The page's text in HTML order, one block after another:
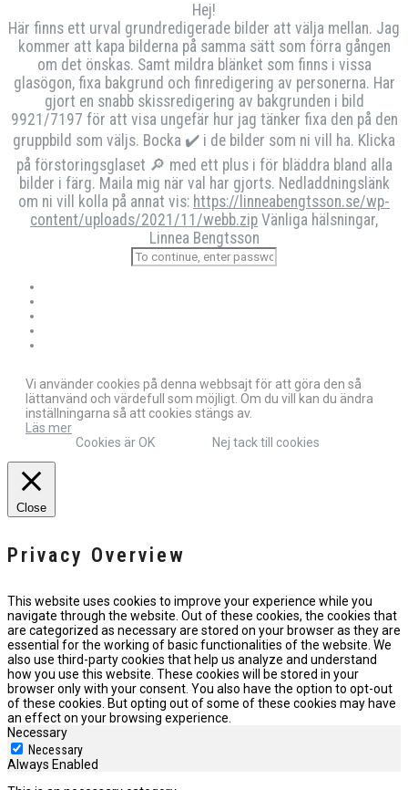
Hej!
Här finns ett urval grundredigerade bilder att välja mellan. Jag
kommer att kapa bilderna på samma sätt som förra gången
om det önskas. Samt mildra blänket som finns i vissa
glasögon, fixa bakgrund och finredigering av personerna. Har
gjort en snabb skissredigering av bakgrunden i bild
9921/7197 för att visa ungefär hur jag tänker fixa den på den
gruppbild som väljs. Bocka ✔️ i de bilder som ni vill ha. Klicka
på förstoringsglaset 🔎 med ett plus i för bläddra bland alla
bilder i färg. Maila mig när val har gjorts. Nedladdningslänk
om ni vill kolla på annat vis: https://linneabengtsson.se/wp-
content/uploads/2021/11/webb.zip Vänliga hälsningar,
Linnea Bengtsson
Vi använder cookies på denna webbsajt för att göra den så
lättanvänd och värdefull som möjligt. Om du vill kan du ändra
inställningarna så att cookies stängs av.
Läs mer
Cookies är OK
Nej tack till cookies
Close
Privacy Overview
This website uses cookies to improve your experience while you
navigate through the website. Out of these cookies, the cookies that
are categorized as necessary are stored on your browser as they are
essential for the working of basic functionalities of the website. We
also use third-party cookies that help us analyze and understand
how you use this website. These cookies will be stored in your
browser only with your consent. You also have the option to opt-out
of these cookies. But opting out of some of these cookies may have
an effect on your browsing experience.
Necessary
Necessary
Always Enabled